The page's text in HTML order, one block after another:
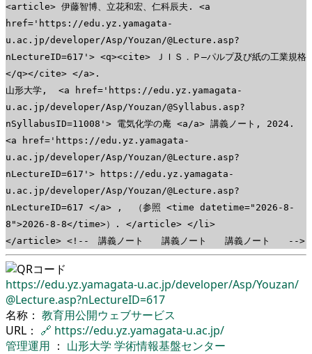
<article> 伊藤智博、立花和宏、仁科辰夫. <a
href='https://edu.yz.yamagata-
u.ac.jp/developer/Asp/Youzan/@Lecture.asp?
nLectureID=617'> <q><cite> ＪＩＳ．Ｐ―パルプ及び紙の工業規格
</q></cite> </a>.
山形大学, <a href='https://edu.yz.yamagata-
u.ac.jp/developer/Asp/Youzan/@Syllabus.asp?
nSyllabusID=11008'> 電気化学の庵 <a/a> 講義ノート, 2024.
<a href='https://edu.yz.yamagata-
u.ac.jp/developer/Asp/Youzan/@Lecture.asp?
nLectureID=617'> https://edu.yz.yamagata-
u.ac.jp/developer/Asp/Youzan/@Lecture.asp?
nLectureID=617 </a> , （参照 <time datetime="2026-8-
8">2026-8-8</time>）. </article> </li>
</article> <!-- 講義ノート 講義ノート 講義ノート -->
https://edu.yz.yamagata-u.ac.jp/developer/Asp/Youzan/
@Lecture.asp?nLectureID=617
名称： 教育用公開ウェブサービス
URL： 🔗 https://edu.yz.yamagata-u.ac.jp/
管理運用 ： 山形大学 学術情報基盤センター